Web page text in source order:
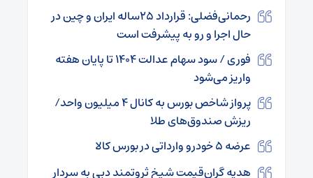
رحمانی‌فضلی: قرارداد ۲۵ساله ایران و چین در
حال اجرا و رو به پیشرفت است
فوری / سود سهام عدالت ۱۴۰۴ تا پایان هفته
واریز می‌شود
پرواز شاخص بورس به کانال ۴ میلیون واحد/
ریزش صندوق‌های طلا
عرضه ۵ خودرو وارداتی در بورس کالا
هدیه گران‌قیمت شیخ ثروتمند دبی به سردار